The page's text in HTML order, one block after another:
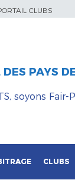
CLUBS
PAYS
soyons Fair-
CLUBS